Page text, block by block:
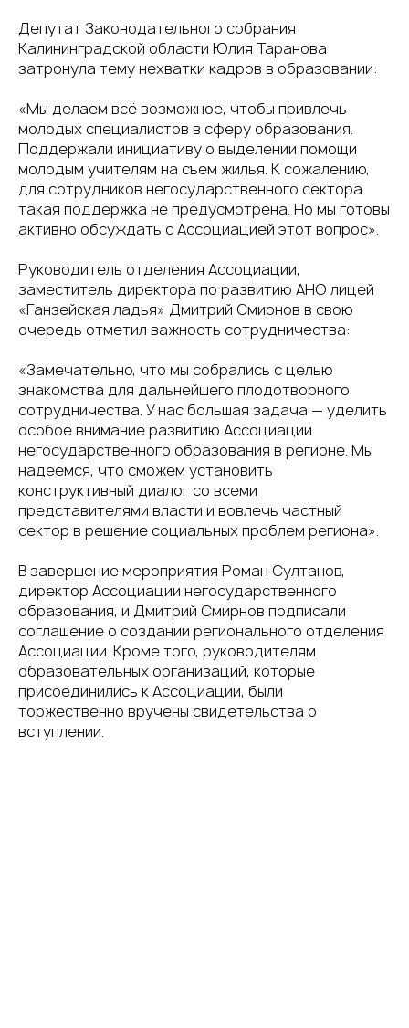
Депутат Законодательного собрания
Калининградской области Юлия Таранова
затронула тему нехватки кадров в образовании:
«Мы делаем всё возможное, чтобы привлечь
молодых специалистов в сферу образования.
Поддержали инициативу о выделении помощи
молодым учителям на съем жилья. К сожалению,
для сотрудников негосударственного сектора
такая поддержка не предусмотрена. Но мы готовы
активно обсуждать с Ассоциацией этот вопрос».
Руководитель отделения Ассоциации,
заместитель директора по развитию АНО лицей
«Ганзейская ладья» Дмитрий Смирнов в свою
очередь отметил важность сотрудничества:
«Замечательно, что мы собрались с целью
знакомства для дальнейшего плодотворного
сотрудничества. У нас большая задача — уделить
особое внимание развитию Ассоциации
негосударственного образования в регионе. Мы
надеемся, что сможем установить
конструктивный диалог со всеми
представителями власти и вовлечь частный
сектор в решение социальных проблем региона».
В завершение мероприятия Роман Султанов,
директор Ассоциации негосударственного
образования, и Дмитрий Смирнов подписали
соглашение о создании регионального отделения
Ассоциации. Кроме того, руководителям
образовательных организаций, которые
присоединились к Ассоциации, были
торжественно вручены свидетельства о
вступлении.⠀
ГЛАВНАЯ